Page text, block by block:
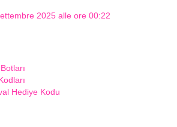
2025 alle ore 00:22
Hediye Kodu